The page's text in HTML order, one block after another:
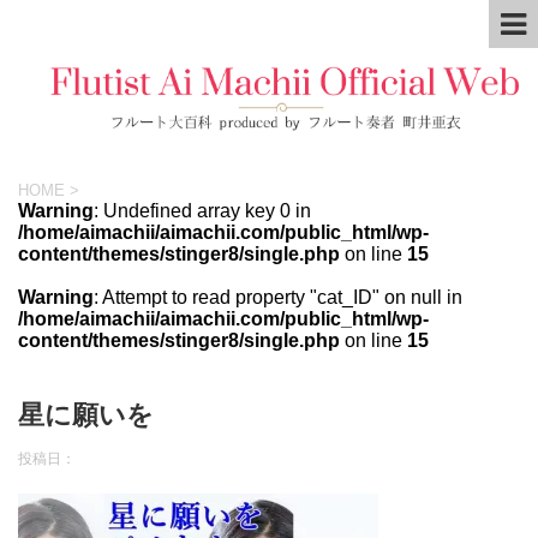
HOME >
Warning: Undefined array key 0 in
/home/aimachii/aimachii.com/public_html/wp-
content/themes/stinger8/single.php on line 15
Warning: Attempt to read property "cat_ID" on null in
/home/aimachii/aimachii.com/public_html/wp-
content/themes/stinger8/single.php on line 15
星に願いを
投稿日：